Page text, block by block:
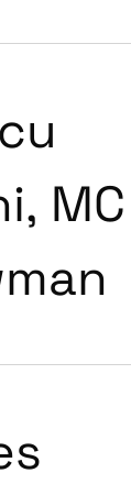
MC